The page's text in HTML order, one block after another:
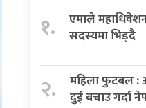
१.
एमाले
सदस्यमा भिड्दै
२.
महिला फुटबल :
दुई बचाउ गर्दा